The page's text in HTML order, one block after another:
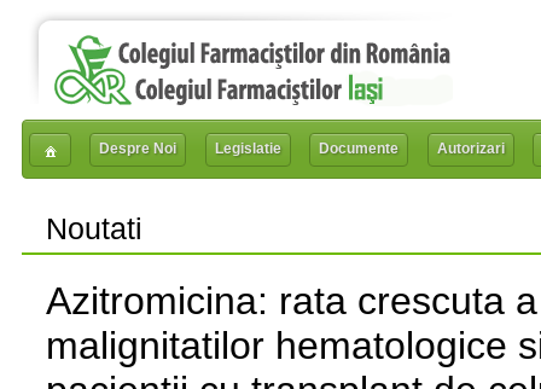
Despre Noi Legislatie Documente Autorizari
Noutati
Azitromicina: rata crescuta
malignitatilor hematologice